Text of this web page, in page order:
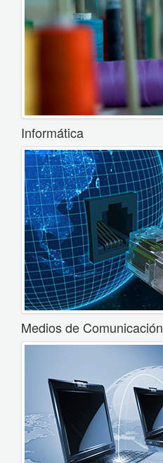
Informática
Medios de Comunicación